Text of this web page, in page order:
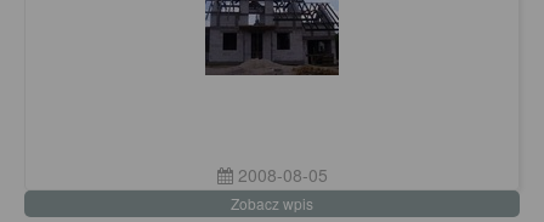
2008-08-05
Zobacz wpis